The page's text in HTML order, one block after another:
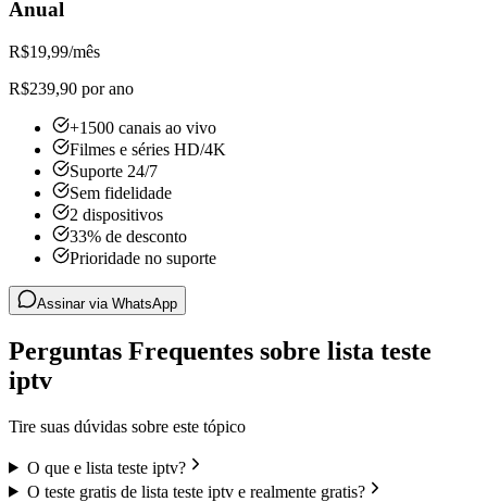
Anual
R$19,99/mês
R$239,90 por ano
+1500 canais ao vivo
Filmes e séries HD/4K
Suporte 24/7
Sem fidelidade
2 dispositivos
33% de desconto
Prioridade no suporte
Assinar via WhatsApp
Perguntas Frequentes sobre lista teste
iptv
Tire suas dúvidas sobre este tópico
O que e lista teste iptv?
O teste gratis de lista teste iptv e realmente gratis?